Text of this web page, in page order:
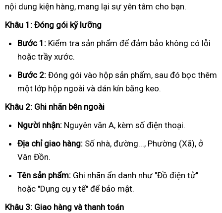
nội dung kiện hàng, mang lại sự yên tâm cho bạn.
Khâu 1: Đóng gói kỹ lưỡng
Bước 1: Kiểm tra sản phẩm để đảm bảo không có lỗi
hoặc trầy xước.
Bước 2: Đóng gói vào hộp sản phẩm, sau đó bọc thêm
một lớp hộp ngoài và dán kín băng keo.
Khâu 2: Ghi nhãn bên ngoài
Người nhận: Nguyên văn A, kèm số điện thoại.
Địa chỉ giao hàng: Số nhà, đường..., Phường (Xã), ở
Vân Đồn.
Tên sản phẩm: Ghi nhãn ẩn danh như "Đồ điện tử"
hoặc "Dụng cụ y tế" để bảo mật.
Khâu 3: Giao hàng và thanh toán